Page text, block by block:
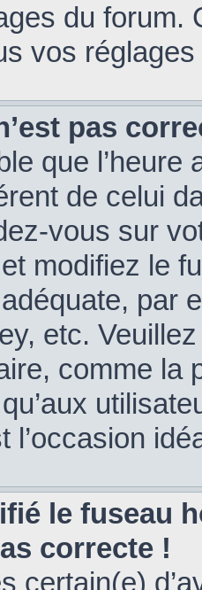
du forum.
vos
pas
que
de celui
vous sur
et modifiez le
par
etc.
comme la
l’occasion
le fuseau
correcte !
certain(e)